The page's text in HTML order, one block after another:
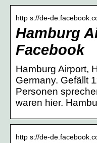
http s://de-
Hamburg
Facebook
Hamburg Airport,
Germany. Gefällt
Personen
waren hier.
http s://de-